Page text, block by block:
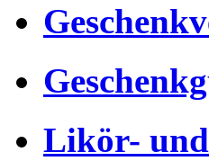
Likör- und